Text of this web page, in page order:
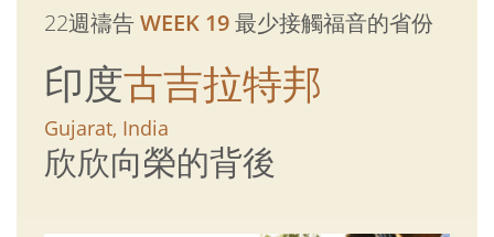
22週禱告WEEK 19最少接觸福音的省份
印度古吉拉特邦
Gujarat, India
欣欣向榮的背後